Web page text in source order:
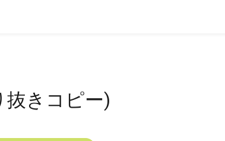
抜きコピー)